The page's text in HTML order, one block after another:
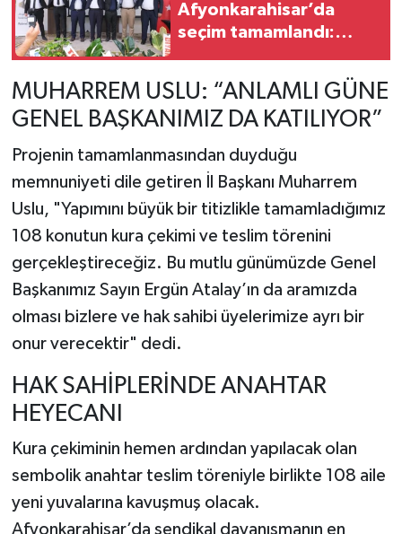
Afyonkarahisar’da
seçim tamamlandı:
MUHARREM USLU: “ANLAMLI GÜNE
GENEL BAŞKANIMIZ DA KATILIYOR”
Projenin tamamlanmasından duyduğu
memnuniyeti dile getiren İl Başkanı Muharrem
Uslu, "Yapımını büyük bir titizlikle tamamladığımız
108 konutun kura çekimi ve teslim törenini
gerçekleştireceğiz. Bu mutlu günümüzde Genel
Başkanımız Sayın Ergün Atalay’ın da aramızda
olması bizlere ve hak sahibi üyelerimize ayrı bir
onur verecektir" dedi.
HAK SAHİPLERİNDE ANAHTAR
HEYECANI
Kura çekiminin hemen ardından yapılacak olan
sembolik anahtar teslim töreniyle birlikte 108 aile
yeni yuvalarına kavuşmuş olacak.
Afyonkarahisar’da sendikal dayanışmanın en